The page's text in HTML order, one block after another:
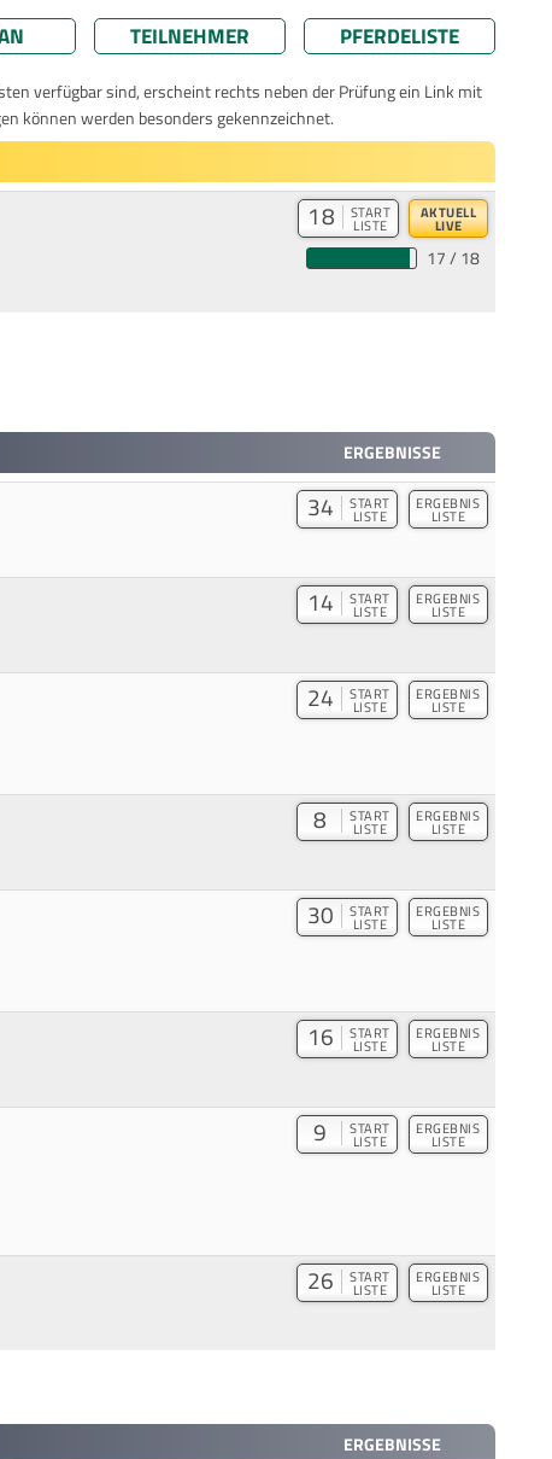
TEILNEHMER PFERDELISTE
verfügbar sind, erscheint rechts neben der Prüfung ein Link mit
können werden besonders gekennzeichnet.
18 START
LISTE
AKTUELL
LIVE
17 / 18
ERGEBNISSE
34 START
LISTE
ERGEBNIS
LISTE
14 START
LISTE
ERGEBNIS
LISTE
24 START
LISTE
ERGEBNIS
LISTE
8 START
LISTE
ERGEBNIS
LISTE
30 START
LISTE
ERGEBNIS
LISTE
16 START
LISTE
ERGEBNIS
LISTE
9 START
LISTE
ERGEBNIS
LISTE
26 START
LISTE
ERGEBNIS
LISTE
ERGEBNISSE